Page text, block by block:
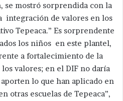
se mostró sorprendida con la
integración de valores en los
Tepeaca.” Es sorprendente
los niños en este plantel,
a fortalecimiento de la
valores; en el DIF no daría
lo que han aplicado en
otras escuelas de Tepeaca”,